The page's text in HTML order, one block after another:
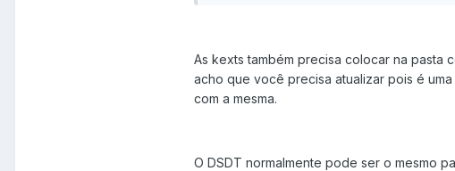
As kexts também precisa colocar na pasta
acho que você precisa atualizar pois é
com a mesma.
O DSDT normalmente pode ser o mesmo